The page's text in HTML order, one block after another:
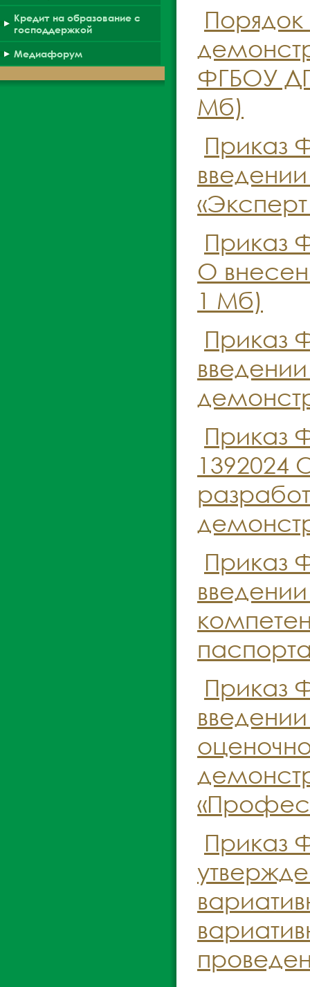
Кредит на образование с
господдержкой
Медиафорум
ФГБОУ
Мб)
Приказ
Приказ
О
1 Мб)
Приказ
Приказ
1392024
Приказ
Приказ
Приказ